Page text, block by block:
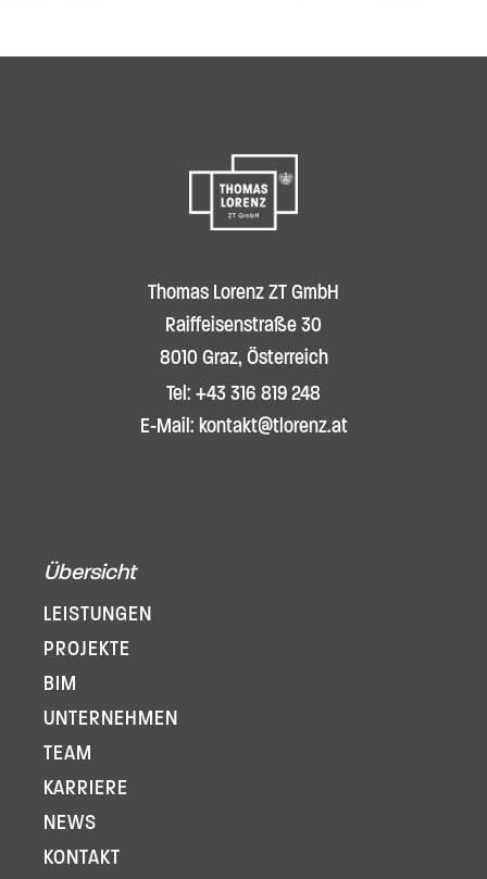
Thomas Lorenz ZT GmbH
Raiffeisenstraße 30
8010 Graz, Österreich
Tel: +43 316 819 248
E-Mail: kontakt@tlorenz.at
Übersicht
LEISTUNGEN
PROJEKTE
BIM
UNTERNEHMEN
TEAM
KARRIERE
NEWS
KONTAKT